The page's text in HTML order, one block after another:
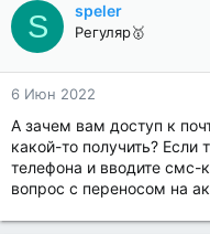
S speler
Регуляр🥇
6 Июн 2022
А зачем вам доступ к
какой-то получить? Если
телефона и вводите смс-
вопрос с переносом на